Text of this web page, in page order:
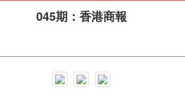
045期：香港商報